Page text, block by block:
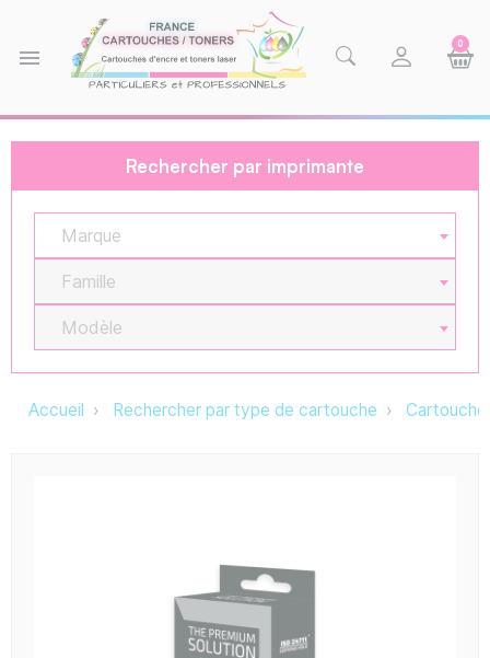
menu
0
Rechercher par imprimante
Marque
Famille
Modèle
Accueil Rechercher par type de cartouche